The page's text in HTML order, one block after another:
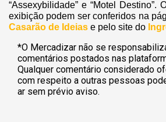
“Assexybilidade” e “Motel Destino”.
exibição podem ser conferidos na
Casarão de Ideias e pelo site do
*O Mercadizar não se
comentários postados nas
Qualquer comentário considerado
com respeito a outras pessoas
ar sem prévio aviso.